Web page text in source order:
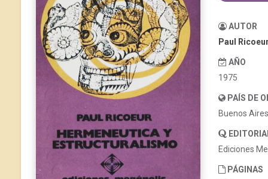
AUTOR
Paul
AÑO
1975
PAÍS DE
Buenos
Ediciones
PÁGINAS